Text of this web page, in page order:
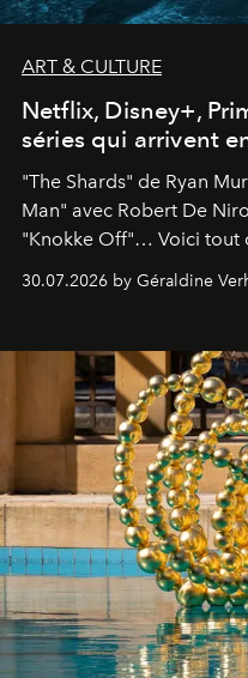
ART & CULTURE
Netflix, Disney+,
séries qui arrivent
"The Shards" de Ryan
Man" avec Robert De
"Knokke Off"… Voici tout
plateformes de streaming
30.07.2026 by Géraldine